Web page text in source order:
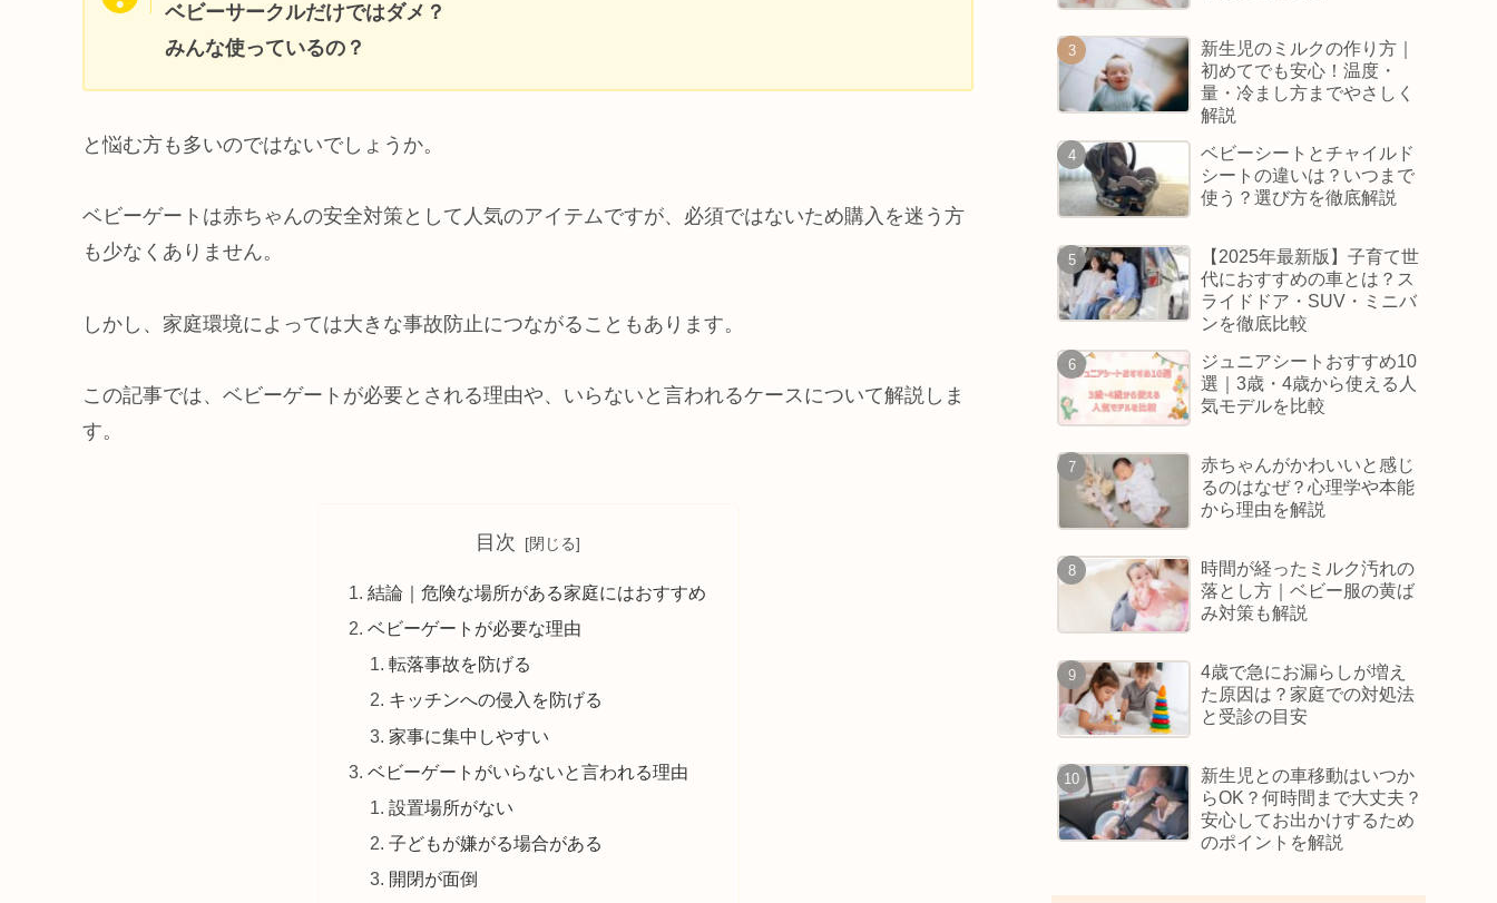
ベビーサークルだけではダメ？
みんな使っているの？
と悩む方も多いのではないでしょうか。
ベビーゲートは赤ちゃんの安全対策として人気のアイテムですが、必須ではないため購入を迷う方
も少なくありません。
しかし、家庭環境によっては大きな事故防止につながることもあります。
この記事では、ベビーゲートが必要とされる理由や、いらないと言われるケースについて解説しま
す。
目次
結論｜危険な場所がある家庭にはおすすめ
ベビーゲートが必要な理由
転落事故を防げる
キッチンへの侵入を防げる
家事に集中しやすい
ベビーゲートがいらないと言われる理由
設置場所がない
子どもが嫌がる場合がある
開閉が面倒
新生児のミルクの作り方｜
初めてでも安心！温度・
量・冷まし方までやさしく
解説
ベビーシートとチャイルド
シートの違いは？いつまで
使う？選び方を徹底解説
【2025年最新版】子育て世
代におすすめの車とは？ス
ライドドア・SUV・ミニバ
ンを徹底比較
ジュニアシートおすすめ10
選｜3歳・4歳から使える人
気モデルを比較
赤ちゃんがかわいいと感じ
るのはなぜ？心理学や本能
から理由を解説
時間が経ったミルク汚れの
落とし方｜ベビー服の黄ば
み対策も解説
4歳で急にお漏らしが増え
た原因は？家庭での対処法
と受診の目安
新生児との車移動はいつか
らOK？何時間まで大丈夫？
安心してお出かけするため
のポイントを解説